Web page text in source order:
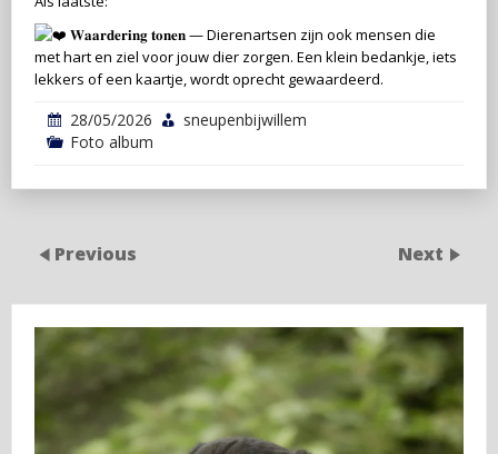
𝐖𝐚𝐚𝐫𝐝𝐞𝐫𝐢𝐧𝐠 𝐭𝐨𝐧𝐞𝐧 — Dierenartsen zijn ook mensen die
met hart en ziel voor jouw dier zorgen. Een klein bedankje, iets
lekkers of een kaartje, wordt oprecht gewaardeerd.
28/05/2026
sneupenbijwillem
Foto album
Previous Next